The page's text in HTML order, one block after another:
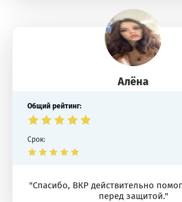
Алёна
Общий рейтинг:
Срок:
"Спасибо, ВКР действительно
перед защитой."